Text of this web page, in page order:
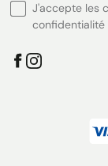
J'accepte les
confidentialité